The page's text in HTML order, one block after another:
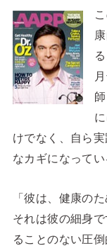
けでなく、自ら
なカギになってい
「彼は、健康の
それは彼の細身
ることのない圧